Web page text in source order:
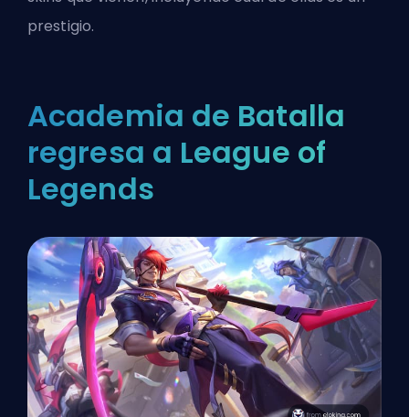
prestigio.
Academia de Batalla
regresa a League of
Legends